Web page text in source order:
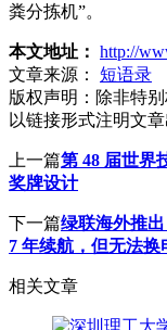
粪分拣机”。
本文地址： http://
文章来源：
短语录
版权声明： 除非特
以链接形式注明文章
上一篇第 48 届世界
奖牌设计
下一篇绿联海外推
7 年续航，但无法换
相关文章